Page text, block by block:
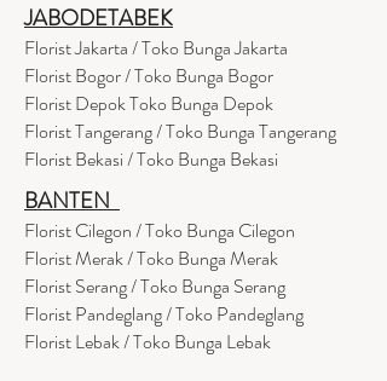
JABODETABEK
Florist Jakarta / Toko Bunga Jakarta
Florist Bogor / Toko Bunga Bogor
Florist Depok Toko Bunga Depok
Florist Tangerang / Toko Bunga Tangerang
Florist Bekasi / Toko Bunga Bekasi
BANTEN
Florist Cilegon / Toko Bunga Cilegon
Florist Merak / Toko Bunga Merak
Florist Serang / Toko Bunga Serang
Florist Pandeglang / Toko Pandeglang
Florist Lebak / Toko Bunga Lebak